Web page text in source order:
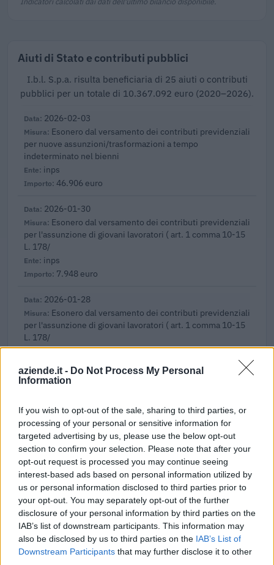
aziende.it - Do Not Process My Personal
Information
If you wish to opt-out of the sale, sharing to third parties, or
processing of your personal or sensitive information for
targeted advertising by us, please use the below opt-out
section to confirm your selection. Please note that after your
opt-out request is processed you may continue seeing
interest-based ads based on personal information utilized by
us or personal information disclosed to third parties prior to
your opt-out. You may separately opt-out of the further
disclosure of your personal information by third parties on the
IAB’s list of downstream participants. This information may
also be disclosed by us to third parties on the IAB’s List of
Downstream Participants that may further disclose it to other
Aiuti di Stato e contributi pubblici
I.b.l. S.p.a. risulta beneficiaria di 25 aiuti o contributi
pubblici per un totale di 10.367.092 euro (2020–2026).
2026-02-03
Esonero dal versamento dei contributi previdenziali
per nuove assunzioni/trasformazioni a tempo
indeterminato nel bienni
inps
46.906 euro
2026-01-30
Esonero dal versamento dei contributi previdenziali
per l'assunzione di giovani lavoratori ( art. 1 comma 10-15
L. 178/
inps
7.948 euro
2026-01-28
Esonero dal versamento dei contributi previdenziali
per l'assunzione di giovani lavoratori ( art. 1 comma 10-15
L. 178/
inps
65 euro
consumo di energia elettrica
Cassa per i servizi energetici e ambientali CSEA
261.166 euro
2025-06-26
Agevolazioni a favore delle imprese a forte
consumo di energia elettrica
Cassa per i servizi energetici e ambientali CSEA
126.659 euro
2025-03-21
Esonero dal versamento dei contributi previdenziali